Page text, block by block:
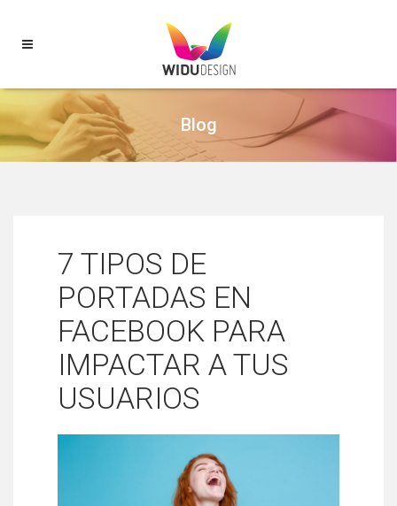
Blog
7 TIPOS DE
PORTADAS EN
FACEBOOK PARA
IMPACTAR A TUS
USUARIOS